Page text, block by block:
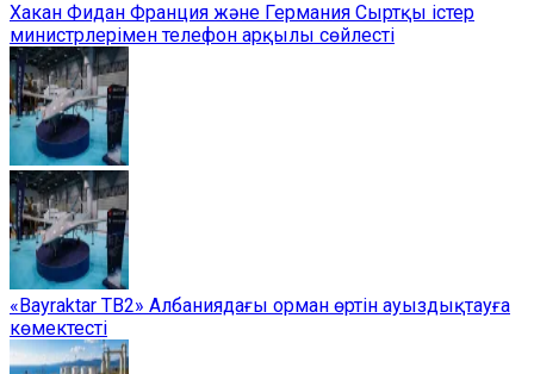
Хакан Фидан Франция және Германия Сыртқы істер
министрлерімен телефон арқылы сөйлесті
«Bayraktar TB2» Албаниядағы орман өртін ауыздықтауға
көмектесті